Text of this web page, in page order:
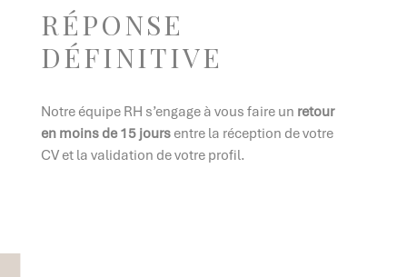
RÉPONSE
DÉFINITIVE
Notre équipe RH s’engage à vous faire un retour
en moins de 15 joursentre la réception de votre
CV et la validation de votre profil.